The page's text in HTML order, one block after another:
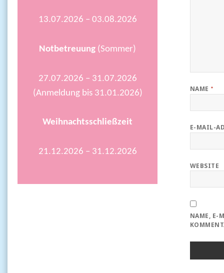
NAME *
E-MAIL-
WEBSITE
NAME, E-
13.07.2026 – 03.08.2026
Notbetreuung (Sommer)
27.07.2026 – 31.07.2026
(Anmeldung bis 31.01.2026)
Weihnachtsschließzeit
21.12.2026 – 31.12.2026